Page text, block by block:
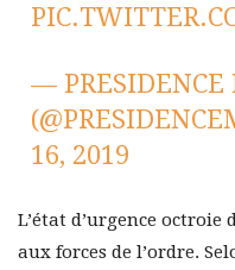
—
16, 2019
L’état d’urgence octroie
aux forces de l’ordre.